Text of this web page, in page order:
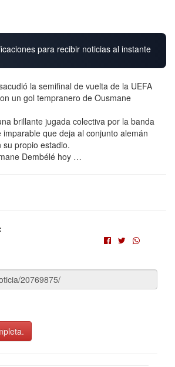
para recibir noticias al instante
la semifinal de vuelta de la UEFA
un gol tempranero de Ousmane
brillante jugada colectiva por la banda
que deja al conjunto alemán
propio estadio.
Dembélé hoy …